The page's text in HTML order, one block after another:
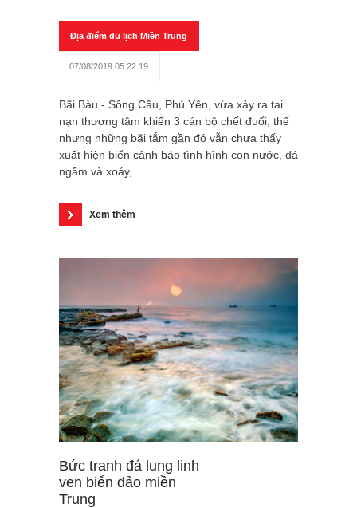
Địa điểm du lịch Miền Trung
07/08/2019 05:22:19
Bãi Bàu - Sông Cầu, Phú Yên, vừa xảy ra tai
nạn thương tâm khiến 3 cán bộ chết đuối, thế
nhưng những bãi tắm gần đó vẫn chưa thấy
xuất hiện biển cảnh báo tình hình con nước, đá
ngầm và xoáy,
Xem thêm
Bức tranh đá lung linh
ven biển đảo miền
Trung